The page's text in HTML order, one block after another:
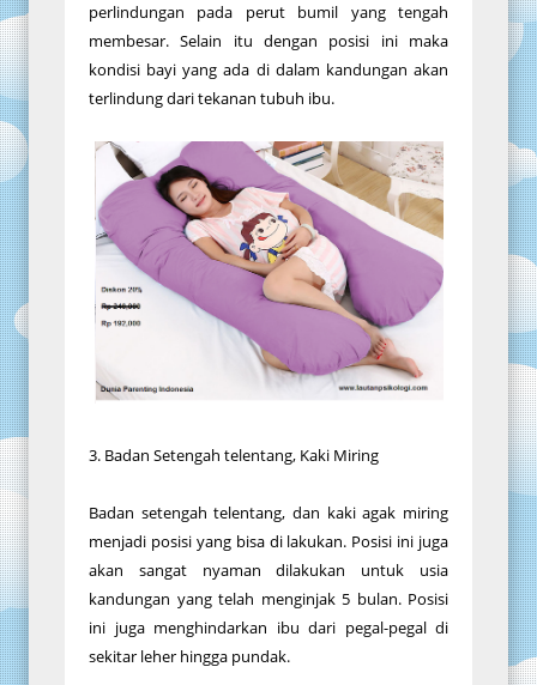
perlindungan pada perut bumil yang tengah
membesar. Selain itu dengan posisi ini maka
kondisi bayi yang ada di dalam kandungan akan
terlindung dari tekanan tubuh ibu.
3. Badan Setengah telentang, Kaki Miring
Badan setengah telentang, dan kaki agak miring
menjadi posisi yang bisa di lakukan. Posisi ini juga
akan sangat nyaman dilakukan untuk usia
kandungan yang telah menginjak 5 bulan. Posisi
ini juga menghindarkan ibu dari pegal-pegal di
sekitar leher hingga pundak.